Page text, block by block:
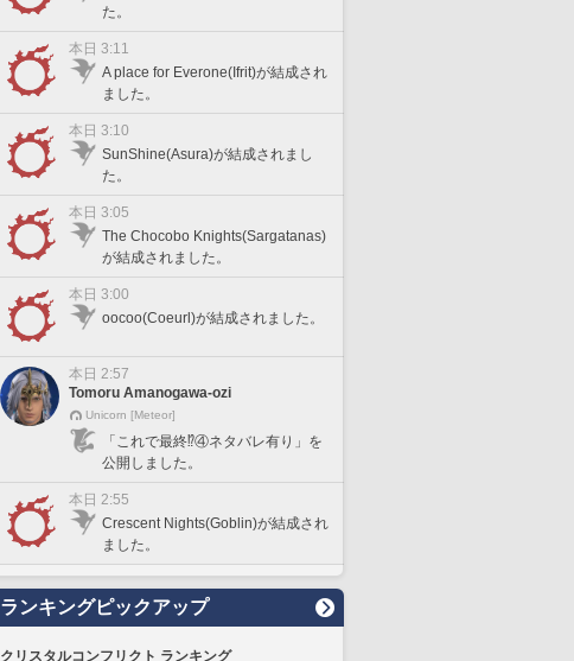
た。
本日 3:11
A place for Everone(Ifrit)が結成され
ました。
本日 3:10
SunShine(Asura)が結成されまし
た。
本日 3:05
The Chocobo Knights(Sargatanas)
が結成されました。
本日 3:00
oocoo(Coeurl)が結成されました。
本日 2:57
Tomoru Amanogawa-ozi
Unicorn [Meteor]
「これで最終⁉️④ネタバレ有り」を
公開しました。
本日 2:55
Crescent Nights(Goblin)が結成され
ました。
ランキングピックアップ
クリスタルコンフリクト ランキング